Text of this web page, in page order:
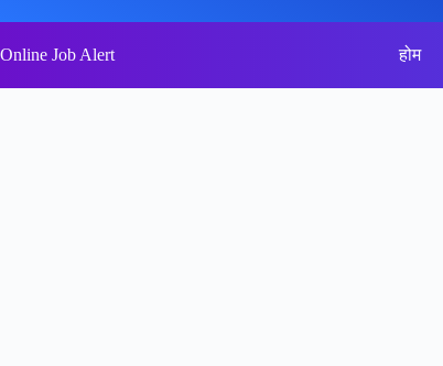
to
content
Online Job Alert होम